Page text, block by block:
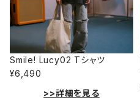
Smile! Lucy02 Tシャツ
¥6,490
>>詳細を見る